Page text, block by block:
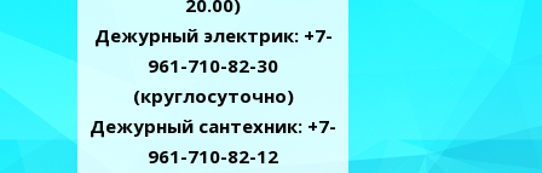
20.00)
Дежурный электрик: +7-
961-710-82-30
(круглосуточно)
Дежурный сантехник: +7-
961-710-82-12